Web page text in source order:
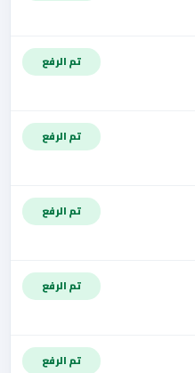
تم الرفع
تم الرفع
تم الرفع
تم الرفع
تم الرفع